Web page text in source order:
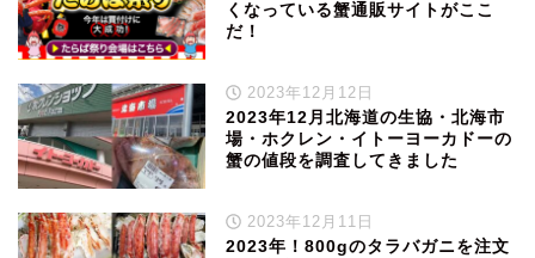
くなっている蟹通販サイトがここ
だ！
2023年12月12日
2023年12月北海道の生協・北海市
場・ホクレン・イトーヨーカドーの
蟹の値段を調査してきました
2023年12月11日
2023年！800gのタラバガニを注文